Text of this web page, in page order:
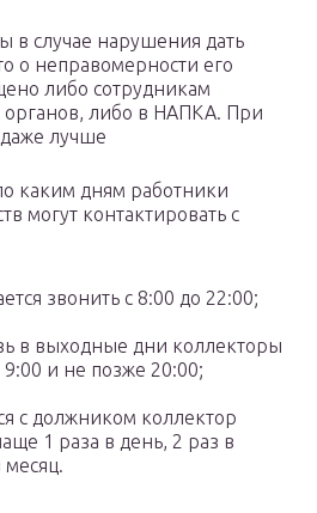
в случае нарушения дать
о неправомерности его
либо сотрудникам
органов, либо в НАПКА. При
лучше
каким дням работники
могут контактировать с
звонить с 8:00 до 22:00;
в выходные дни коллекторы
и не позже 20:00;
с должником коллектор
1 раза в день, 2 раз в